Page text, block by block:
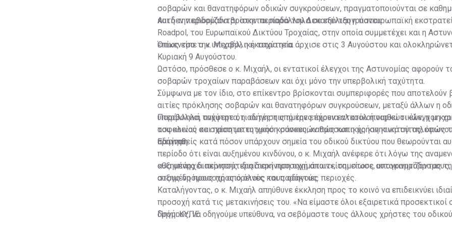
σοβαρών και θανατηφόρων οδικών συγκρούσεων, πραγματοποιούνται σε
και δεν περιορίζονται στην περίοδο του Δεκαπενταυγούστου
Αυτή την εβδομάδα βρίσκεται παράλληλα σε εξέλιξη η πανευρωπαϊκή
Roadpol, του Ευρωπαϊκού Δικτύου Τροχαίας, στην οποία συμμετέχει και η
επίκεντρο την υπερβολική ταχύτητα.
Όπως είπε ο κ. Μιχαήλ, η εκστρατεία άρχισε στις 3 Αυγούστου και
Κυριακή 9 Αυγούστου.
Ωστόσο, πρόσθεσε ο κ. Μιχαήλ, οι εντατικοί έλεγχοι της Αστυνομίας αφορούν
σοβαρών τροχαίων παραβάσεων και όχι μόνο την υπερβολική ταχύτητα.
Σύμφωνα με τον ίδιο, στο επίκεντρο βρίσκονται συμπεριφορές που αποτελούν
αιτίες πρόκλησης σοβαρών και θανατηφόρων συγκρούσεων, μεταξύ άλλων η
υπερβολική ταχύτητα, η οδήγηση υπό την επήρεια αλκοόλ ή ναρκωτικών, η μη
ασφαλείας και προστατευτικού κράνους, καθώς και η χρήση κινητού
οδήγηση.
Παράλληλα, ανέφερε ότι αυτές τις ημέρες έχουν εντατικοποιηθεί οι έλεγχοι
του κοινού σε σχέση με τη χρήση συσκευών προσωπικής κινητικότητας, όπως
πατίνια.
Ερωτηθείς κατά πόσον υπάρχουν σημεία του οδικού δικτύου που θεωρούνται
περίοδο ότι είναι αυξημένου κινδύνου, ο κ. Μιχαήλ ανέφερε ότι λόγω της
αυξημένης διακίνησης ιδιαίτερη προσοχή απαιτείται στους
στους δρόμους προς ορεινές και παράκτιες περιοχές.
«Θα υπάρχει περισσότερη διακίνηση οχημάτων», σημείωσε, υπογραμμίζοντας
αυξημένη προσοχή από όλους τους οδηγούς.
Καταλήγοντας, ο κ. Μιχαήλ απηύθυνε έκκληση προς το κοινό να επιδεικνύει
προσοχή κατά τις μετακινήσεις του. «Να είμαστε όλοι εξαιρετικά προσεκτικοί
δρόμους, να οδηγούμε υπεύθυνα, να σεβόμαστε τους άλλους χρήστες του
Πηγή: ΚΥΠΕ